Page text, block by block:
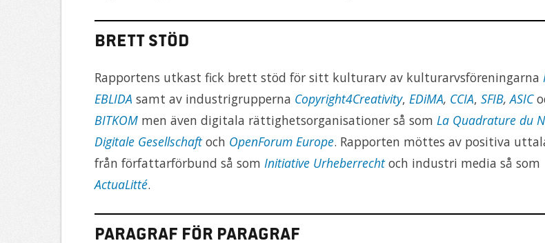
Brett stöd
Rapportens utkast fick brett stöd för sitt kulturarv av kulturarvsföreningarna
EBLIDA samt av industrigrupperna Copyright4Creativity, EDiMA, CCIA, SFIB,ASIC
BITKOM men även digitala rättighetsorganisationer så som La Quadrature du
Digitale Gesellschaftoch OpenForum Europe. Rapporten möttes av positiva
från författarförbund så som Initiative Urheberrechtoch industri media så som
ActuaLitté.
Paragraf för paragraf